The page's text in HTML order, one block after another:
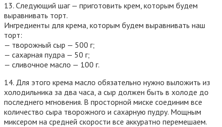
13. Следующий шаг — приготовить крем, которым будем
выравнивать торт.
Ингредиенты для крема, которым будем выравнивать наш
торт:
— творожный сыр — 500 г;
— сахарная пудра — 50 г;
— сливочное масло — 100 г.
14. Для этого крема масло обязательно нужно выложить из
холодильника за два часа, а сыр должен быть в холоде до
последнего мгновения. В просторной миске соединим все
количество сыра творожного и сахарную пудру. Мощным
миксером на средней скорости все аккуратно перемешаем.